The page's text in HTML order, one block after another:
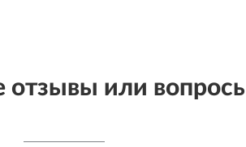
отзывы или